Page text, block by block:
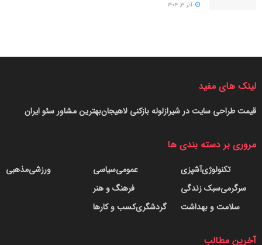
آذر ۳, ۱۴۰۴
لینک های مفید
بهترین مشاور سئو ایرانلوله بازکنی لاهیجانقیمت طراحی سایت در شیراز
مروری بر دسته بندی ها
آشپزیتکنولوژی
سبک زندگیسرگرمی
سلامت و بهداشت
سیاسیعمومی
فرهنگ و هنر
کسب و کارهاگردشگری
مذهبیورزشی
آخرین مطالب